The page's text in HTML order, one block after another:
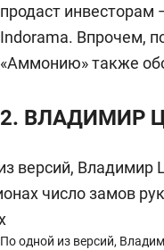
продаст
Indorama. Впрочем,
«Аммонию» также
2. ВЛАДИМИР
По одной из версий,